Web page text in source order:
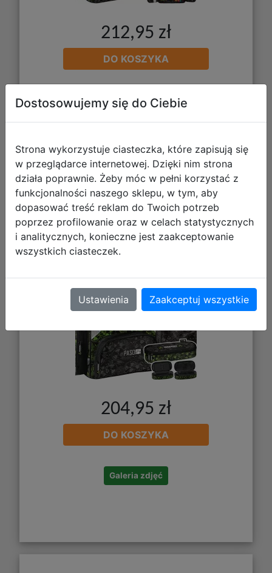
212,95 zł
DO KOSZYKA
Galeria zdjęć
Paso Zestaw Szkolny 3el Alert
Tornister PP26RD-525 + Piórnik
PP26RD-013 + Worek PP26RD-712
204,95 zł
DO KOSZYKA
Galeria zdjęć
Dostosowujemy się do Ciebie
Strona wykorzystuje ciasteczka, które zapisują się
w przeglądarce internetowej. Dzięki nim strona
działa poprawnie. Żeby móc w pełni korzystać z
funkcjonalności naszego sklepu, w tym, aby
dopasować treść reklam do Twoich potrzeb
poprzez profilowanie oraz w celach statystycznych
i analitycznych, konieczne jest zaakceptowanie
wszystkich ciasteczek.
Ustawienia Zaakceptuj wszystkie